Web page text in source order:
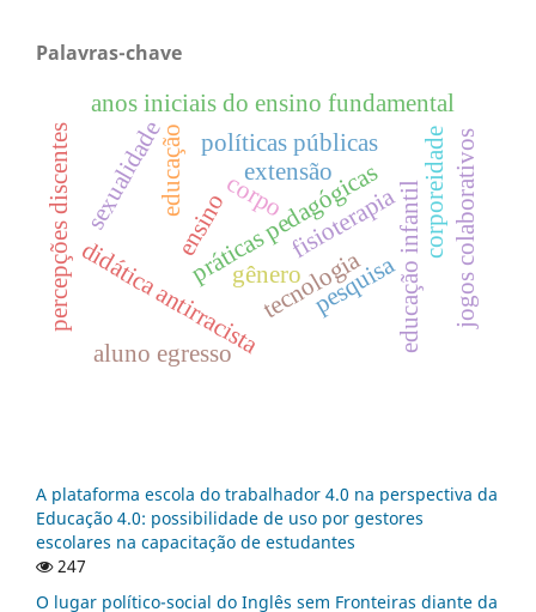
Palavras-chave
educação corpo
ensino
pesquisa
extensão
práticas pedagógicas
didática antirracista educação infantil
anos iniciais do ensino fundamental
percepções discentes políticas públicas
aluno egresso
fisioterapia
gênero
sexualidade corporeidade
tecnologia jogos colaborativos
A plataforma escola do trabalhador 4.0 na perspectiva da
Educação 4.0: possibilidade de uso por gestores
escolares na capacitação de estudantes
247
O lugar político-social do Inglês sem Fronteiras diante da